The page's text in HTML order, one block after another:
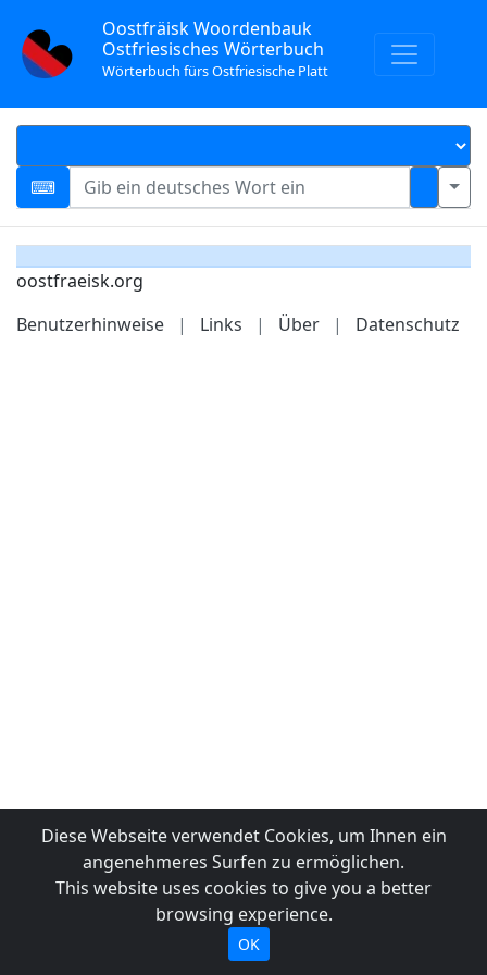
Oostfräisk Woordenbauk
Ostfriesisches Wörterbuch
Wörterbuch fürs Ostfriesische Platt
oostfraeisk.org
Benutzerhinweise
| Links | Über | Datenschutz
Diese Webseite verwendet Cookies, um Ihnen ein
angenehmeres Surfen zu ermöglichen.
This website uses cookies to give you a better
browsing experience.
OK